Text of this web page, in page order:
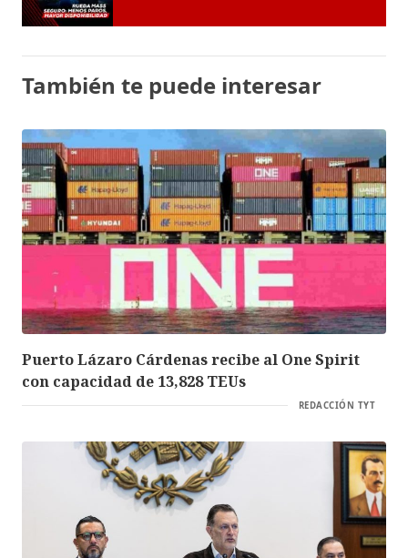
También te puede interesar
Puerto Lázaro Cárdenas recibe al One Spirit
con capacidad de 13,828 TEUs
REDACCIÓN TYT